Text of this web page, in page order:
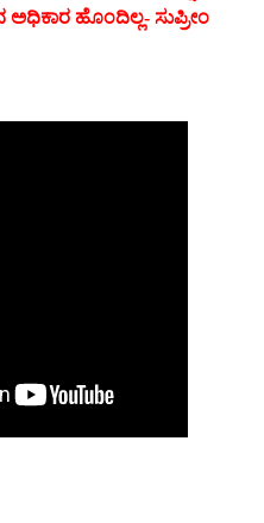
ಹೊಂದಿಲ್ಲ- ಸುಪ್ರೀಂ